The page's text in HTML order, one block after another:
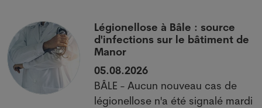
Légionellose à Bâle : source
d'infections sur le bâtiment de
Manor
05.08.2026
BÂLE - Aucun nouveau cas de
légionellose n'a été signalé mardi